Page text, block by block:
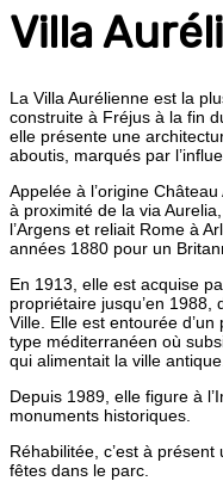
Villa
La Villa Aurélienne est la
construite à Fréjus à la fin
elle présente une
aboutis, marqués par
Appelée à l’origine
à proximité de la via
l’Argens et reliait Rome à
années 1880 pour un
En 1913, elle est acquise
propriétaire jusqu’en
Ville. Elle est entourée
type méditerranéen où
qui alimentait la ville antique.
Depuis 1989, elle figure à
monuments historiques.
Réhabilitée, c’est à
fêtes dans le parc.